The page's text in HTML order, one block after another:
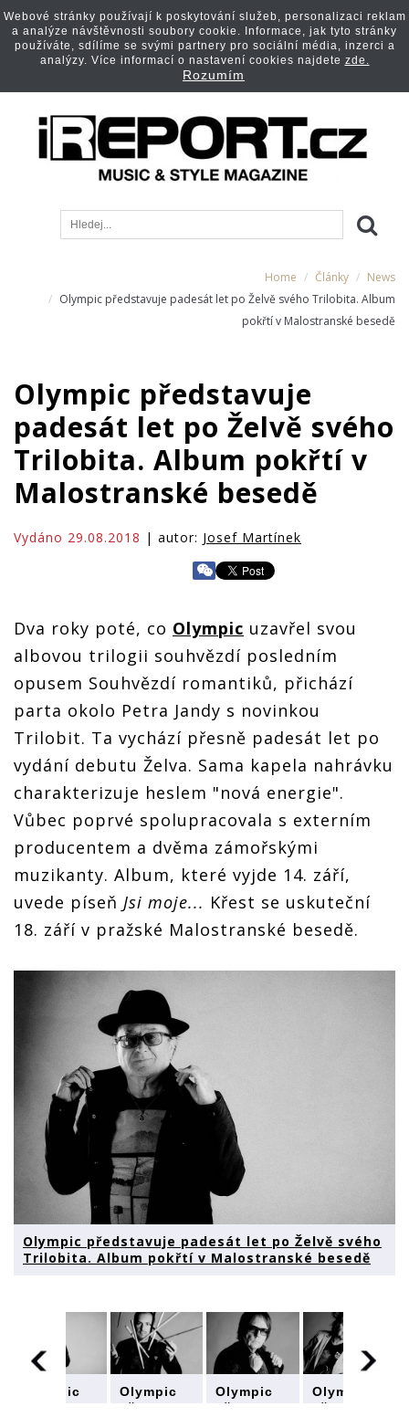
Home Články
News
Olympic představuje padesát let po Želvě svého Trilobita. Album
pokřtí v Malostranské besedě
Olympic představuje
padesát let po Želvě svého
Trilobita. Album pokřtí v
Malostranské besedě
Vydáno 29.08.2018 | autor: Josef Martínek
Dva roky poté, co Olympic uzavřel svou
albovou trilogii souhvězdí posledním
opusem Souhvězdí romantiků, přichází
parta okolo Petra Jandy s novinkou
Trilobit. Ta vychází přesně padesát let po
vydání debutu Želva. Sama kapela nahrávku
charakterizuje heslem "nová energie".
Vůbec poprvé spolupracovala s externím
producentem a dvěma zámořskými
muzikanty. Album, které vyjde 14. září,
uvede píseň Jsi moje... Křest se uskuteční
18. září v pražské Malostranské besedě.
Olympic představuje padesát let po Želvě svého
Trilobita. Album pokřtí v Malostranské besedě
Olympic
Olympic
představuje
Olympic
představuje
Olympic
představuje
Webové stránky používají k poskytování služeb, personalizaci reklam
a analýze návštěvnosti soubory cookie. Informace, jak tyto stránky
používáte, sdílíme se svými partnery pro sociální média, inzerci a
analýzy. Více informací o nastavení cookies najdete zde.
Rozumím